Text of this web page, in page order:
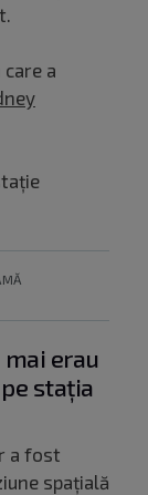
a
erau
stația
a fost
spațială